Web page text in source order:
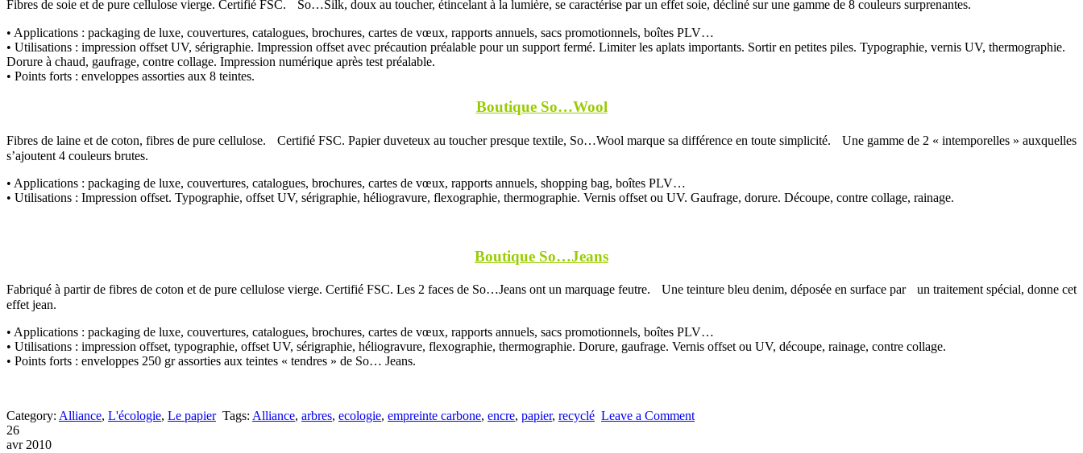
Fibres de soie et de pure cellulose vierge. Certifié FSC. So…Silk, doux au toucher, étincelant à la lumière, se caractérise par un effet soie, décliné sur une gamme de 8 couleurs surprenantes.
• Applications : packaging de luxe, couvertures, catalogues, brochures, cartes de vœux, rapports annuels, sacs promotionnels, boîtes PLV…
• Utilisations : impression offset UV, sérigraphie. Impression offset avec précaution préalable pour un support fermé. Limiter les aplats importants. Sortir en petites piles. Typographie, vernis UV, thermographie.
Dorure à chaud, gaufrage, contre collage. Impression numérique après test préalable.
• Points forts : enveloppes assorties aux 8 teintes.
Boutique So…Wool
Fibres de laine et de coton, fibres de pure cellulose. Certifié FSC. Papier duveteux au toucher presque textile, So…Wool marque sa différence en toute simplicité. Une gamme de 2 « intemporelles » auxquelles
s’ajoutent 4 couleurs brutes.
• Applications : packaging de luxe, couvertures, catalogues, brochures, cartes de vœux, rapports annuels, shopping bag, boîtes PLV…
• Utilisations : Impression offset. Typographie, offset UV, sérigraphie, héliogravure, flexographie, thermographie. Vernis offset ou UV. Gaufrage, dorure. Découpe, contre collage, rainage.
Boutique So…Jeans
Fabriqué à partir de fibres de coton et de pure cellulose vierge. Certifié FSC. Les 2 faces de So…Jeans ont un marquage feutre. Une teinture bleu denim, déposée en surface par un traitement spécial, donne cet
effet jean.
• Applications : packaging de luxe, couvertures, catalogues, brochures, cartes de vœux, rapports annuels, sacs promotionnels, boîtes PLV…
• Utilisations : impression offset, typographie, offset UV, sérigraphie, héliogravure, flexographie, thermographie. Dorure, gaufrage. Vernis offset ou UV, découpe, rainage, contre collage.
• Points forts : enveloppes 250 gr assorties aux teintes « tendres » de So… Jeans.
Category: Alliance, L'écologie, Le papier Tags: Alliance, arbres, ecologie, empreinte carbone, encre, papier, recyclé Leave a Comment
26
avr 2010